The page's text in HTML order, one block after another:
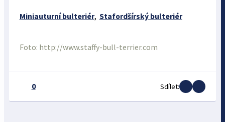
Miniauturní bulteriér, Stafordšírský bulteriér
Foto: http://www.staffy-bull-terrier.com
0 Sdílet: